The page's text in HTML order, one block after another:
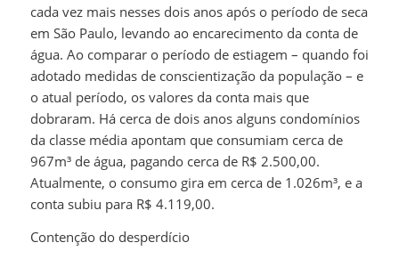
cada vez mais nesses dois anos após o período de seca
em São Paulo, levando ao encarecimento da conta de
água. Ao comparar o período de estiagem – quando foi
adotado medidas de conscientização da população – e
o atual período, os valores da conta mais que
dobraram. Há cerca de dois anos alguns condomínios
da classe média apontam que consumiam cerca de
967m³ de água, pagando cerca de R$ 2.500,00.
Atualmente, o consumo gira em cerca de 1.026m³, e a
conta subiu para R$ 4.119,00.
Contenção do desperdício